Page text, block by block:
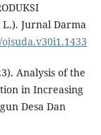
L.). Jurnal Darma
Analysis of the
in Increasing
Desa Dan